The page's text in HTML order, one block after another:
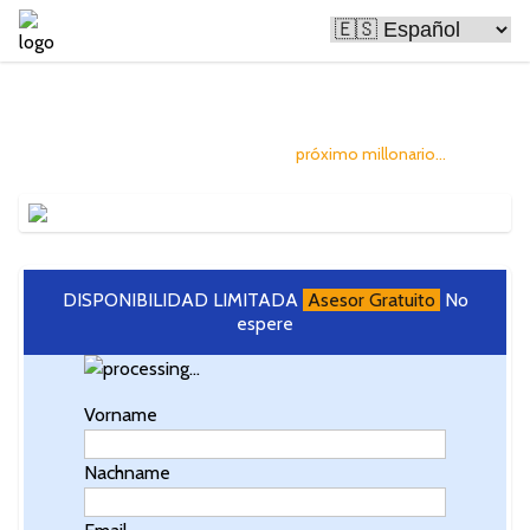
próximo millonario...
DISPONIBILIDAD LIMITADA Asesor Gratuito No
espere
Vorname
Nachname